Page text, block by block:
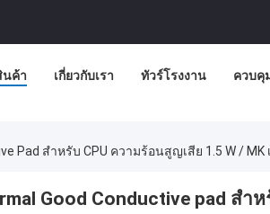
นค้า เกี่ยวกับเรา ทัวร์โรงงาน ควบคุ
Pad สำหรับ CPU ความร้อนสูญเสีย 1.5 W / MK
Good Conductive pad สำ